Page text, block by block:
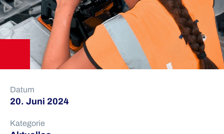
Datum
20. Juni 2024
Kategorie